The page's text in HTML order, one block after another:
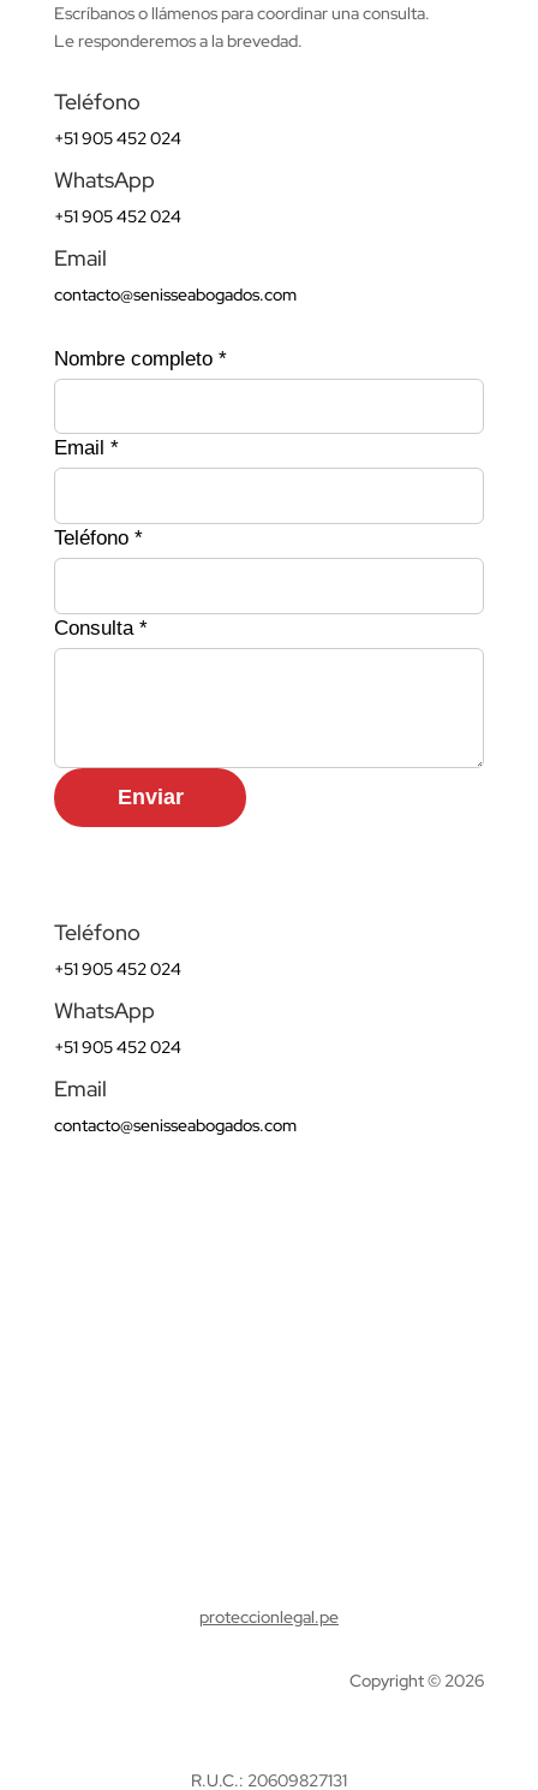
Escríbanos o llámenos para coordinar una consulta.
Le responderemos a la brevedad.
Teléfono
+51 905 452 024
WhatsApp
+51 905 452 024
Email
contacto@senisseabogados.com
Nombre completo *
Email *
Teléfono *
Consulta *
Enviar
Teléfono
+51 905 452 024
WhatsApp
+51 905 452 024
Email
contacto@senisseabogados.com
proteccionlegal.pe
Copyright © 2026
R.U.C.: 20609827131